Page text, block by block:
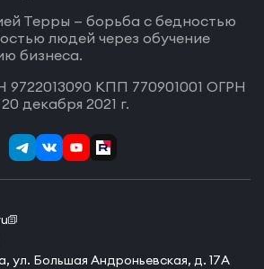
Терры — борьба с бедностью
людей через обучение
бизнеса.
КПП 770901001 ОГРН
декабря 2021 г.
ул. Большая Андроньевская, д. 17А